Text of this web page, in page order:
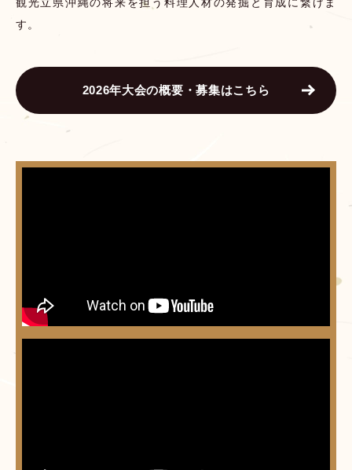
す。
2026年大会の概要・募集はこちら